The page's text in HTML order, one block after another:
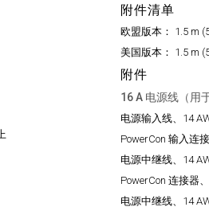
附件清单
欧盟版本： 1.5 m
美国版本： 1.5 m
附件
16 A 电源线（用
电源输入线、14
PowerCon 输入连
电源中继线、14
PowerCon 连接器
电源中继线、14